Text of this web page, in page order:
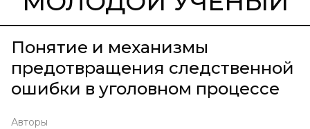
Понятие и механизмы
предотвращения следственной
ошибки в уголовном процессе
Авторы